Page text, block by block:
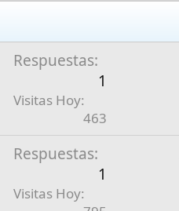
Respuestas
1
Visitas Hoy
463
Respuestas
1
Visitas Hoy